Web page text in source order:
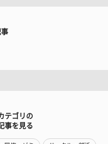
事
テゴリの
事を見る